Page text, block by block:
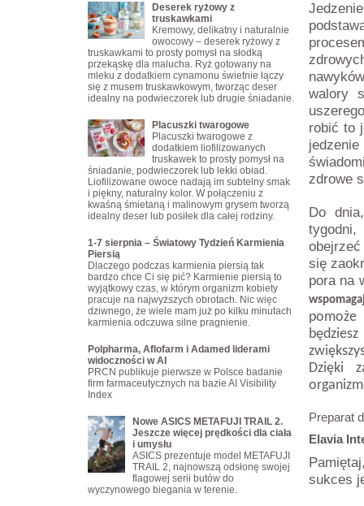
walory
robić to
zdrowe
Do
się
pora na
pomoże
Dzięki
Preparat
Elavia
sukces
Deserek ryżowy z
truskawkami
Kremowy, delikatny i naturalnie
owocowy – deserek ryżowy z
truskawkami to prosty pomysł na słodką
przekąskę dla malucha. Ryż gotowany na
mleku z dodatkiem cynamonu świetnie łączy
się z musem truskawkowym, tworząc deser
idealny na podwieczorek lub drugie śniadanie.
Placuszki twarogowe
Placuszki twarogowe z
dodatkiem liofilizowanych
truskawek to prosty pomysł na
śniadanie, podwieczorek lub lekki obiad.
Liofilizowane owoce nadają im subtelny smak
i piękny, naturalny kolor. W połączeniu z
kwaśną śmietaną i malinowym grysem tworzą
idealny deser lub posiłek dla całej rodziny.
1-7 sierpnia – Światowy Tydzień Karmienia
Piersią
Dlaczego podczas karmienia piersią tak
bardzo chce Ci się pić? Karmienie piersią to
wyjątkowy czas, w którym organizm kobiety
pracuje na najwyższych obrotach. Nic więc
dziwnego, że wiele mam już po kilku minutach
karmienia odczuwa silne pragnienie.
Polpharma, Aflofarm i Adamed liderami
widoczności w AI
PRCN publikuje pierwsze w Polsce badanie
firm farmaceutycznych na bazie AI Visibility
Index
Nowe ASICS METAFUJI TRAIL 2.
Jeszcze więcej prędkości dla ciała
i umysłu
ASICS prezentuje model METAFUJI
TRAIL 2, najnowszą odsłonę swojej
flagowej serii butów do
wyczynowego biegania w terenie.